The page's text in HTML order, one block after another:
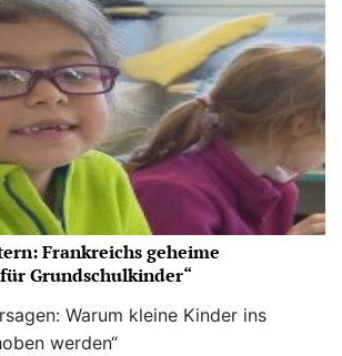
Frankreichs geheime
Grundschulkinder“
Warum kleine Kinder ins
werden“